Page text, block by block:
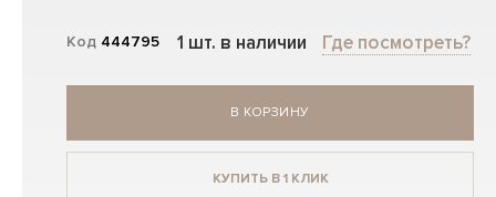
Код 444795 1 шт. в наличии Где посмотреть?
В КОРЗИНУ
КУПИТЬ В 1 КЛИК